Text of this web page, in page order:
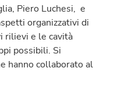
Piero Luchesi, e
organizzativi di
rilievi e le cavità
possibili. Si
hanno collaborato al